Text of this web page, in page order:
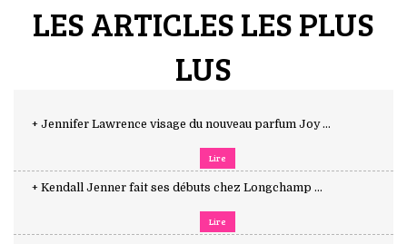
LES ARTICLES LES PLUS
LUS
+ Jennifer Lawrence visage du nouveau parfum Joy ...
Lire
+ Kendall Jenner fait ses débuts chez Longchamp ...
Lire